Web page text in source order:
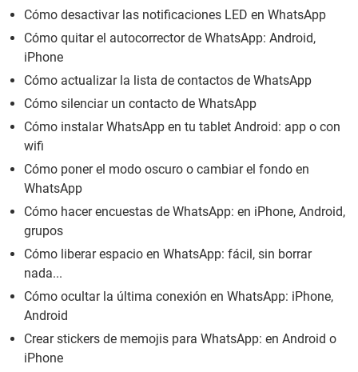
Cómo desactivar las notificaciones LED en WhatsApp
Cómo quitar el autocorrector de WhatsApp: Android,
iPhone
Cómo actualizar la lista de contactos de WhatsApp
Cómo silenciar un contacto de WhatsApp
Cómo instalar WhatsApp en tu tablet Android: app o con
wifi
Cómo poner el modo oscuro o cambiar el fondo en
WhatsApp
Cómo hacer encuestas de WhatsApp: en iPhone, Android,
grupos
Cómo liberar espacio en WhatsApp: fácil, sin borrar
nada...
Cómo ocultar la última conexión en WhatsApp: iPhone,
Android
Crear stickers de memojis para WhatsApp: en Android o
iPhone